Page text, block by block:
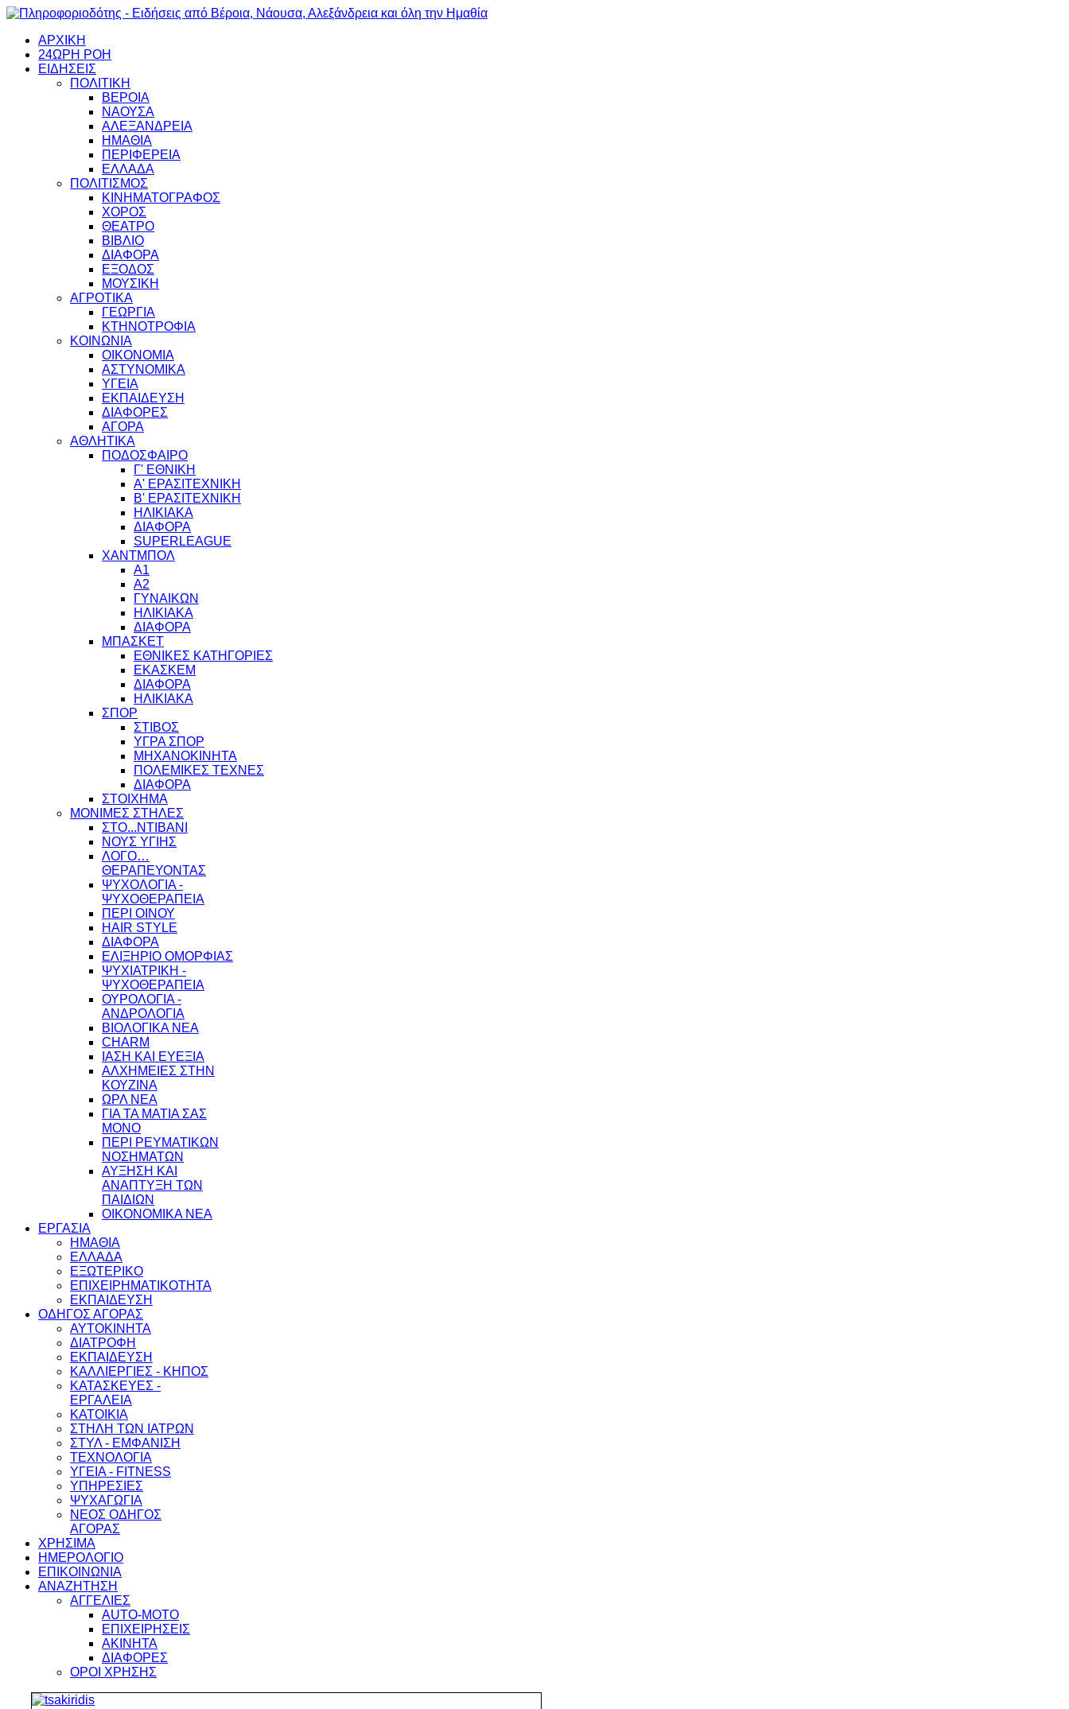
ΑΡΧΙΚΗ
24ΩΡΗ ΡΟΗ
ΕΙΔΗΣΕΙΣ
ΠΟΛΙΤΙΚΗ
ΒΕΡΟΙΑ
ΝΑΟΥΣΑ
ΑΛΕΞΑΝΔΡΕΙΑ
ΗΜΑΘΙΑ
ΠΕΡΙΦΕΡΕΙΑ
ΕΛΛΑΔΑ
ΠΟΛΙΤΙΣΜΟΣ
ΚΙΝΗΜΑΤΟΓΡΑΦΟΣ
ΧΟΡΟΣ
ΘΕΑΤΡΟ
ΒΙΒΛΙΟ
ΔΙΑΦΟΡΑ
ΕΞΟΔΟΣ
ΜΟΥΣΙΚΗ
ΑΓΡΟΤΙΚΑ
ΓΕΩΡΓΙΑ
ΚΤΗΝΟΤΡΟΦΙΑ
ΚΟΙΝΩΝΙΑ
ΟΙΚΟΝΟΜΙΑ
ΑΣΤΥΝΟΜΙΚΑ
ΥΓΕΙΑ
ΕΚΠΑΙΔΕΥΣΗ
ΔΙΑΦΟΡΕΣ
ΑΓΟΡΑ
ΑΘΛΗΤΙΚΑ
ΠΟΔΟΣΦΑΙΡΟ
Γ' ΕΘΝΙΚΗ
Α' ΕΡΑΣΙΤΕΧΝΙΚΗ
Β' ΕΡΑΣΙΤΕΧΝΙΚΗ
ΗΛΙΚΙΑΚΑ
ΔΙΑΦΟΡΑ
SUPERLEAGUE
ΧΑΝΤΜΠΟΛ
Α1
Α2
ΓΥΝΑΙΚΩΝ
ΗΛΙΚΙΑΚΑ
ΔΙΑΦΟΡΑ
ΜΠΑΣΚΕΤ
ΕΘΝΙΚΕΣ ΚΑΤΗΓΟΡΙΕΣ
ΕΚΑΣΚΕΜ
ΔΙΑΦΟΡΑ
ΗΛΙΚΙΑΚΑ
ΣΠΟΡ
ΣΤΙΒΟΣ
ΥΓΡΑ ΣΠΟΡ
ΜΗΧΑΝΟΚΙΝΗΤΑ
ΠΟΛΕΜΙΚΕΣ ΤΕΧΝΕΣ
ΔΙΑΦΟΡΑ
ΣΤΟΙΧΗΜΑ
ΜΟΝΙΜΕΣ ΣΤΗΛΕΣ
ΣΤΟ...ΝΤΙΒΑΝΙ
ΝΟΥΣ ΥΓΙΗΣ
ΛΟΓΟ…
ΘΕΡΑΠΕΥΟΝΤΑΣ
ΨΥΧΟΛΟΓΙΑ -
ΨΥΧΟΘΕΡΑΠΕΙΑ
ΠΕΡΙ ΟΙΝΟΥ
HAIR STYLE
ΔΙΑΦΟΡΑ
ΕΛΙΞΗΡΙΟ ΟΜΟΡΦΙΑΣ
ΨΥΧΙΑΤΡΙΚΗ -
ΨΥΧΟΘΕΡΑΠΕΙΑ
ΟΥΡΟΛΟΓΙΑ -
ΑΝΔΡΟΛΟΓΙΑ
ΒΙΟΛΟΓΙΚΑ ΝΕΑ
CHARM
ΙΑΣΗ ΚΑΙ ΕΥΕΞΙΑ
ΑΛΧΗΜΕΙΕΣ ΣΤΗΝ
ΚΟΥΖΙΝΑ
ΩΡΛ ΝEA
ΓΙΑ ΤΑ ΜΑΤΙΑ ΣΑΣ
ΜΟΝΟ
ΠΕΡΙ ΡΕΥΜΑΤΙΚΩΝ
ΝΟΣΗΜΑΤΩΝ
ΑΥΞΗΣΗ ΚΑΙ
ΑΝΑΠΤΥΞΗ ΤΩΝ
ΠΑΙΔΙΩΝ
ΟΙΚΟΝΟΜΙΚΑ ΝΕΑ
ΕΡΓΑΣΙΑ
ΗΜΑΘΙΑ
ΕΛΛΑΔΑ
ΕΞΩΤΕΡΙΚΟ
ΕΠΙΧΕΙΡΗΜΑΤΙΚΟΤΗΤΑ
ΕΚΠΑΙΔΕΥΣΗ
ΟΔΗΓΟΣ ΑΓΟΡΑΣ
ΑΥΤΟΚΙΝΗΤΑ
ΔΙΑΤΡΟΦΗ
ΕΚΠΑΙΔΕΥΣΗ
ΚΑΛΛΙΕΡΓΙΕΣ - ΚΗΠΟΣ
ΚΑΤΑΣΚΕΥΕΣ -
ΕΡΓΑΛΕΙΑ
ΚΑΤΟΙΚΙΑ
ΣΤΗΛΗ ΤΩΝ ΙΑΤΡΩΝ
ΣΤΥΛ - ΕΜΦΑΝΙΣΗ
ΤΕΧΝΟΛΟΓΙΑ
ΥΓΕΙΑ - FITNESS
ΥΠΗΡΕΣΙΕΣ
ΨΥΧΑΓΩΓΙΑ
ΝΕΟΣ ΟΔΗΓΟΣ
ΑΓΟΡΑΣ
ΧΡΗΣΙΜΑ
ΗΜΕΡΟΛΟΓΙΟ
ΕΠΙΚΟΙΝΩΝΙΑ
ΑΝΑΖΗΤΗΣΗ
ΑΓΓΕΛΙΕΣ
AUTO-MOTO
ΕΠΙΧΕΙΡΗΣΕΙΣ
ΑΚΙΝΗΤΑ
ΔΙΑΦΟΡΕΣ
ΟΡΟΙ ΧΡΗΣΗΣ